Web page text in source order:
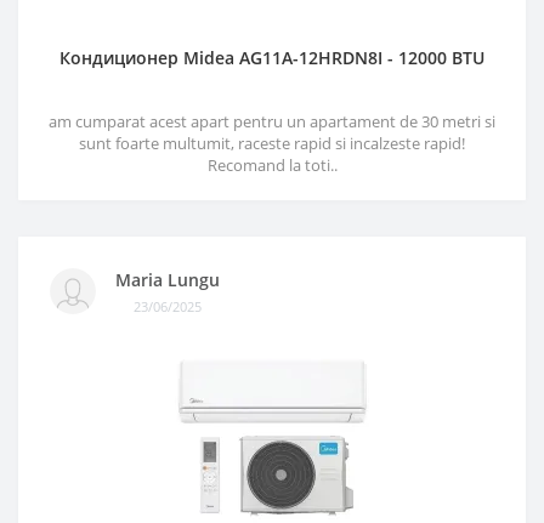
Кондиционер Midea AG11A-12HRDN8I - 12000 BTU
am cumparat acest apart pentru un apartament de 30 metri si
sunt foarte multumit, raceste rapid si incalzeste rapid!
Recomand la toti..
Maria Lungu
23/06/2025